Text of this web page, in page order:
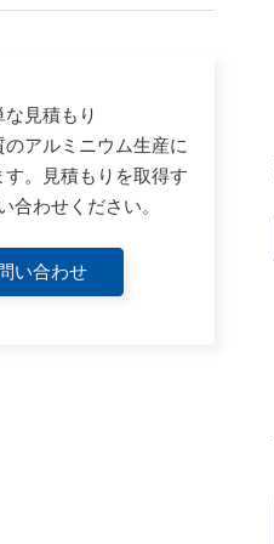
見積もり
のアルミニウム生産に
。見積もりを取得す
合わせください。
い合わせ